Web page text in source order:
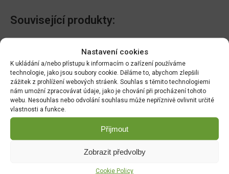
Nastavení cookies
K ukládání a/nebo přístupu k informacím o zařízení používáme
technologie, jako jsou soubory cookie. Děláme to, abychom zlepšili
zážitek z prohlížení webových stráenk. Souhlas s těmito technologiemi
nám umožní zpracovávat údaje, jako je chování při procházení tohoto
webu. Nesouhlas nebo odvolání souhlasu může nepříznivě ovlivnit určité
vlastnosti a funkce.
Přijmout
Zobrazit předvolby
Cookie Policy
Související produkty:
DO KOŠÍKU
129.00Kč
DO KOŠÍKU
49.00Kč
Forestina Hoštický
substrát pro muškáty 20l
109.00Kč
Floria PREMIUM Substrát
DO KOŠÍKU
149.00Kč
FLORIA PREMIUM Substrát
FLORIA PREMIUM Substrát